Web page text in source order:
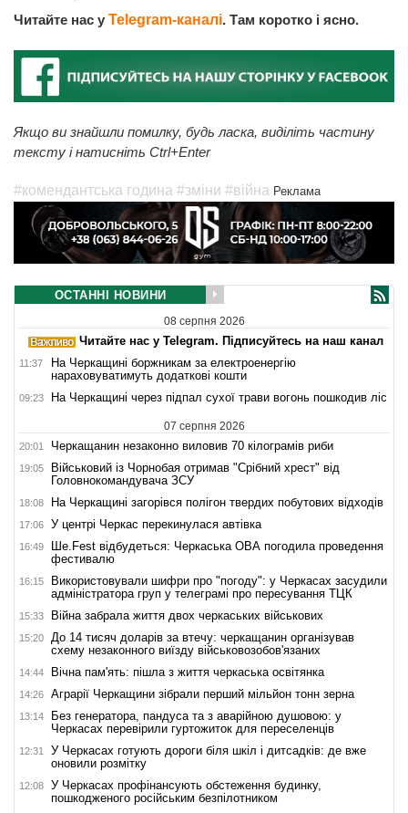
Читайте нас у Telegram-каналі. Там коротко і ясно.
Якщо ви знайшли помилку, будь ласка, виділіть частину
тексту і натисніть Ctrl+Enter
#комендантська година #зміни #війна Реклама
ОСТАННІ НОВИНИ
08 серпня 2026
Читайте нас у Telegram. Підписуйтесь на наш канал
11:37
На Черкащині боржникам за електроенергію
нараховуватимуть додаткові кошти
09:23 На Черкащині через підпал сухої трави вогонь пошкодив ліс
07 серпня 2026
20:01 Черкащанин незаконно виловив 70 кілограмів риби
19:05
Військовий із Чорнобая отримав "Срібний хрест" від
Головнокомандувача ЗСУ
18:08 На Черкащині загорівся полігон твердих побутових відходів
17:06 У центрі Черкас перекинулася автівка
16:49
Ше.Fest відбудеться: Черкаська ОВА погодила проведення
фестивалю
16:15
Використовували шифри про "погоду": у Черкасах засудили
адміністратора груп у телеграмі про пересування ТЦК
15:33 Війна забрала життя двох черкаських військових
15:20
До 14 тисяч доларів за втечу: черкащанин організував
схему незаконного виїзду військовозобов'язаних
14:44 Вічна пам'ять: пішла з життя черкаська освітянка
14:26 Аграрії Черкащини зібрали перший мільйон тонн зерна
13:14
Без генератора, пандуса та з аварійною душовою: у
Черкасах перевірили гуртожиток для переселенців
12:31
У Черкасах готують дороги біля шкіл і дитсадків: де вже
оновили розмітку
12:08
У Черкасах профінансують обстеження будинку,
пошкодженого російським безпілотником